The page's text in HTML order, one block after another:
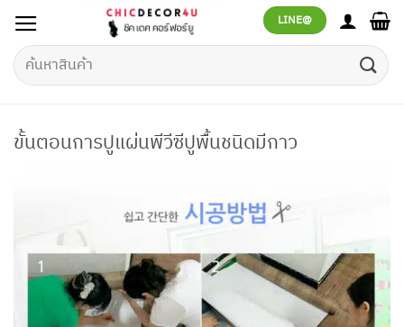
เนื้อหา
LINE@
ค้นหา:
ขั้นตอนการปูแผ่นพีวีซีปูพื้นชนิดมีกาว